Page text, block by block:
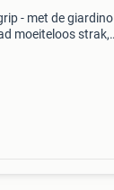
- met de giardino
moeiteloos strak,